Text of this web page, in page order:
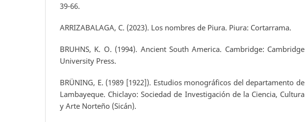
39-66.
ARRIZABALAGA, C. (2023). Los nombres de Piura. Piura: Cortarrama.
BRUHNS, K. O. (1994). Ancient South America. Cambridge: Cambridge
University Press.
BRÜNING, E. (1989 [1922]). Estudios monográficos del departamento de
Lambayeque. Chiclayo: Sociedad de Investigación de la Ciencia, Cultura
y Arte Norteño (Sicán).